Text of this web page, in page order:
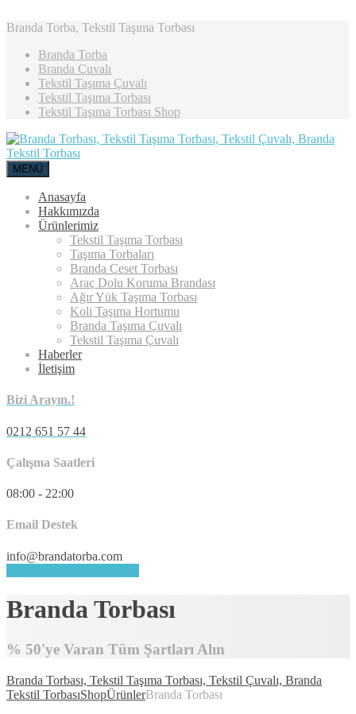
Branda Torba, Tekstil Taşıma Torbası
Branda Torba
Branda Çuvalı
Tekstil Taşıma Çuvalı
Tekstil Taşıma Torbası
Tekstil Taşıma Torbası Shop
MENÜ
Anasayfa
Hakkımızda
Ürünlerimiz
Tekstil Taşıma Torbası
Taşıma Torbaları
Branda Ceset Torbası
Araç Dolu Koruma Brandası
Ağır Yük Taşıma Torbası
Koli Taşıma Hortumu
Branda Taşıma Çuvalı
Tekstil Taşıma Çuvalı
Haberler
İletişim
Bizi Arayın.!
0212 651 57 44
Çalışma Saatleri
08:00 - 22:00
Email Destek
info@brandatorba.com
Branda Torbası
% 50'ye Varan Tüm Şartları Alın
Branda Torbası, Tekstil Taşıma Torbası, Tekstil Çuvalı, Branda
Tekstil TorbasıShopÜrünlerBranda Torbası